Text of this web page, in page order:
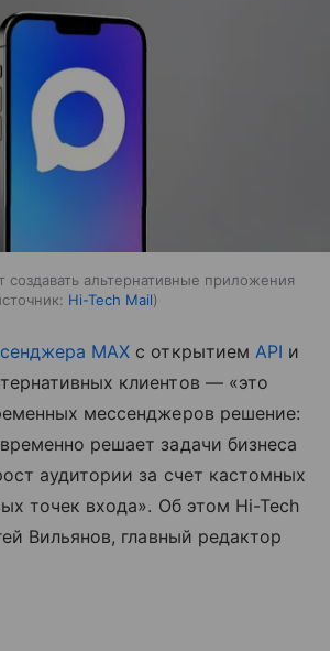
создавать альтернативные приложения
Hi-Tech Mail
MAX с открытием API и
клиентов — «это
мессенджеров решение:
решает задачи бизнеса
аудитории за счет кастомных
точек входа». Об этом Hi-Tech
Вильянов, главный редактор